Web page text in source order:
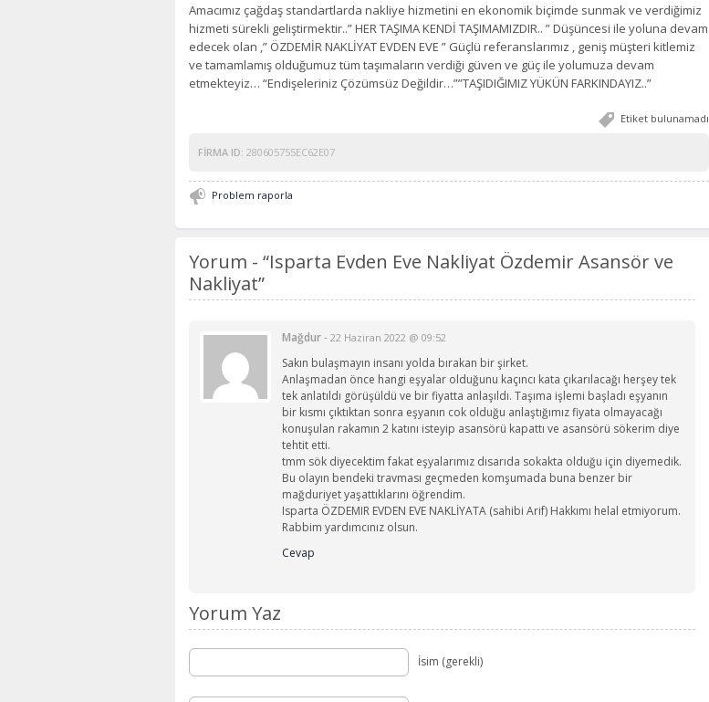
Amacımız çağdaş standartlarda nakliye hizmetini en ekonomik biçimde sunmak ve verdiğimiz
hizmeti sürekli geliştirmektir..” HER TAŞIMA KENDİ TAŞIMAMIZDIR.. ” Düşüncesi ile yoluna devam
edecek olan ,” ÖZDEMİR NAKLİYAT EVDEN EVE ” Güçlü referanslarımız , geniş müşteri kitlemiz
ve tamamlamış olduğumuz tüm taşımaların verdiği güven ve güç ile yolumuza devam
etmekteyiz… “Endişeleriniz Çözümsüz Değildir…””TAŞIDIĞIMIZ YÜKÜN FARKINDAYIZ..”
Etiket bulunamadı
FIRMA ID: 280605755EC62E07
Problem raporla
Yorum - “Isparta Evden Eve Nakliyat Özdemir Asansör ve
Nakliyat”
Mağdur- 22 Haziran 2022 @ 09:52
Sakın bulaşmayın insanı yolda bırakan bir şirket.
Anlaşmadan önce hangi eşyalar olduğunu kaçıncı kata çıkarılacağı herşey tek
tek anlatıldı görüşüldü ve bir fiyatta anlaşıldı. Taşıma işlemi başladı eşyanın
bir kısmı çıktıktan sonra eşyanın cok olduğu anlaştığımız fiyata olmayacağı
konuşulan rakamın 2 katını isteyip asansörü kapattı ve asansörü sökerim diye
tehtit etti.
tmm sök diyecektim fakat eşyalarımız dısarıda sokakta olduğu için diyemedik.
Bu olayın bendeki travması geçmeden komşumada buna benzer bir
mağduriyet yaşattıklarını öğrendim.
Isparta ÖZDEMIR EVDEN EVE NAKLİYATA (sahibi Arif) Hakkımı helal etmiyorum.
Rabbim yardımcınız olsun.
Cevap
Yorum Yaz
İsim (gerekli)